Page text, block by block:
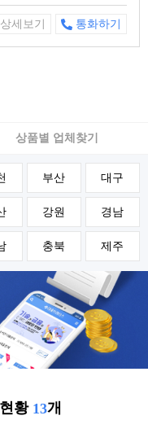
상세보기
상품별 업체찾기
부산 대구
강원 경남
충북 제주
황 13개